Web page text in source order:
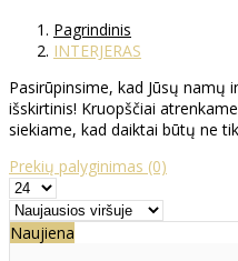
Pagrindinis
INTERJERAS
Pasirūpinsime, kad Jūsų namų
išskirtinis! Kruopščiai
siekiame, kad daiktai būtų ne
Prekių palyginimas (0)
Naujiena